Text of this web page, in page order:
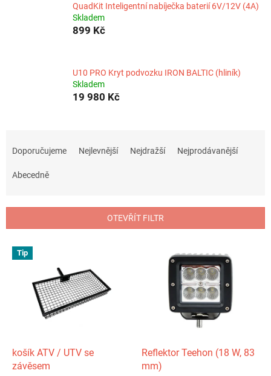
QuadKit Inteligentní nabíječka baterií 6V/12V (4A)
Skladem
899 Kč
U10 PRO Kryt podvozku IRON BALTIC (hliník)
Skladem
19 980 Kč
r
Doporučujeme Nejlevnější Nejdražší Nejprodávanější
Abecedně
OTEVŘÍT FILTR
V Tip
košík ATV / UTV se
závěsem
Reflektor Teehon (18 W, 83
mm)